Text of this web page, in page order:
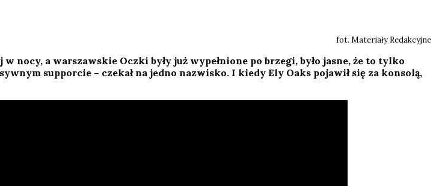
fot. Materiały Redakcyjne
nocy, a warszawskie Oczki były już wypełnione po brzegi, było jasne, że to tylko
supporcie – czekał na jedno nazwisko. I kiedy Ely Oaks pojawił się za konsolą,